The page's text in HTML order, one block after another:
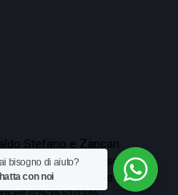
Stefano e Zancan
Policy Codice Fiscale e
262407 · Iscrizione al
bisogno di aiuto?
con noi